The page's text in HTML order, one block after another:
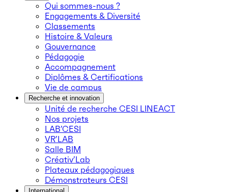
Qui sommes-nous ?
Engagements & Diversité
Classements
Histoire & Valeurs
Gouvernance
Pédagogie
Accompagnement
Diplômes & Certifications
Vie de campus
Recherche et innovation
Unité de recherche CESI LINEACT
Nos projets
LAB’CESI
VR’LAB
Salle BIM
Créativ’Lab
Plateaux pédagogiques
Démonstrateurs CESI